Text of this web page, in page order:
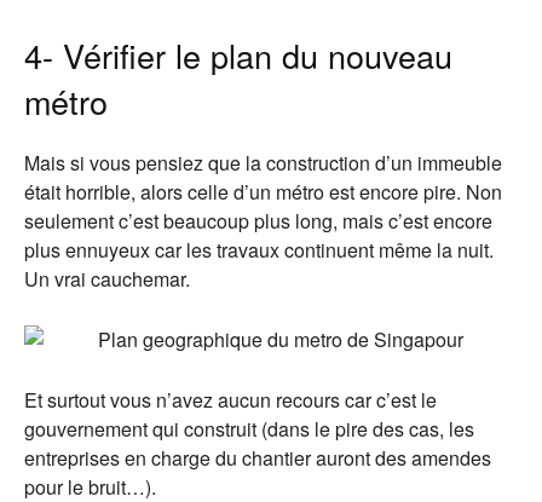
4- Vérifier le plan du nouveau
métro
Mais si vous pensiez que la construction d’un immeuble
était horrible, alors celle d’un métro est encore pire. Non
seulement c’est beaucoup plus long, mais c’est encore
plus ennuyeux car les travaux continuent même la nuit.
Un vrai cauchemar.
Et surtout vous n’avez aucun recours car c’est le
gouvernement qui construit (dans le pire des cas, les
entreprises en charge du chantier auront des amendes
pour le bruit…).